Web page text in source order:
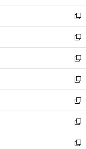
開
く
ウ
で
開
く
ン
ド
ウ
で
開
く
ウ
ィ
ン
ド
ウ
で
開
く
新
し
い
ウ
ィ
ン
ド
ウ
で
開
く
新
し
い
ウ
ィ
ン
ド
ウ
で
開
く
新
し
い
ウ
ィ
ン
ド
ウ
で
新
し
い
ウ
ィ
ン
ド
新
し
い
ウ
ィ
新
し
い
新